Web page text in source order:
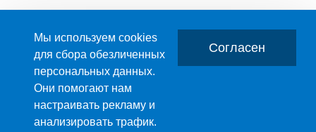
ПРОИЗВОДСТВО ПЛАСТМАССОВЫХ ИЗДЕЛИЙ
Мы используем cookies
для сбора обезличенных
персональных данных.
Они помогают нам
настраивать рекламу и
анализировать трафик.
Согласен